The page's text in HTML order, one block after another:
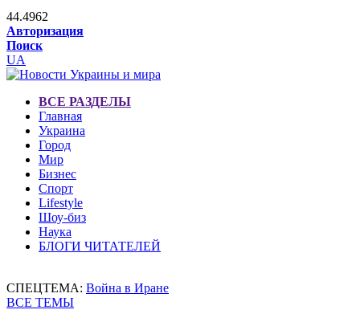
44.4962
Авторизация
Поиск
UA
ВСЕ РАЗДЕЛЫ
Главная
Украина
Город
Мир
Бизнес
Спорт
Lifestyle
Шоу-биз
Наука
БЛОГИ ЧИТАТЕЛЕЙ
СПЕЦТЕМА: Война в Иране
ВСЕ ТЕМЫ